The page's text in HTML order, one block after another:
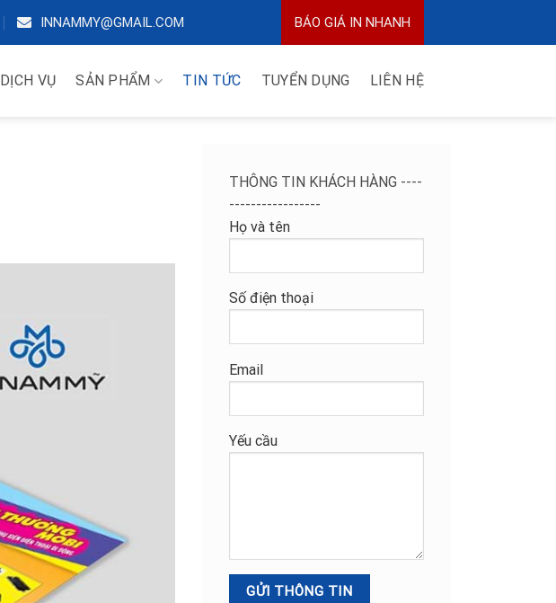
INNAMMY@GMAIL.COM BÁO GIÁ IN NHANH
DỊCH VỤ SẢN PHẨM TIN TỨC TUYỂN DỤNG LIÊN HỆ
THÔNG TIN KHÁCH HÀNG ----
-----------------
Họ và tên
Số điện thoại
Email
Yếu cầu